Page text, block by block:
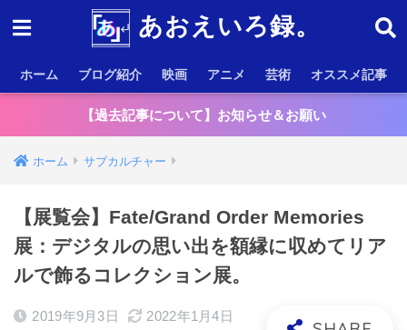
あおえいろ録。
ホーム ブログ紹介 映画 アニメ 芸術 オススメ記事
【過去記事について】お知らせ＆お願い
ホーム サブカルチャー
【展覧会】Fate/Grand Order Memories
展：デジタルの思い出を額縁に収めてリア
ルで飾るコレクション展。
2019年9月3日 2022年1月4日